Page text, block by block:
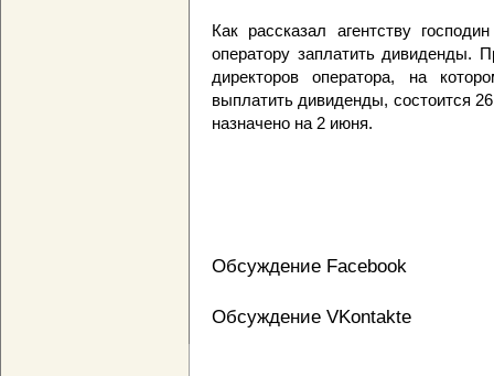
Как рассказал агентству
оператору заплатить дивиденды.
директоров оператора, на
выплатить дивиденды, состоится
назначено на 2 июня.
Обсуждение Facebook
Обсуждение VKontakte